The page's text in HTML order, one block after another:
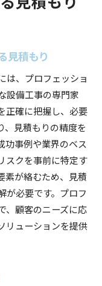
見積もり
は、プロフェッショ
設備工事の専門家
正確に把握し、必要
、見積もりの精度を
功事例や業界のベス
スクを事前に特定す
素が絡むため、見積
が必要です。プロフ
、顧客のニーズに応
リューションを提供